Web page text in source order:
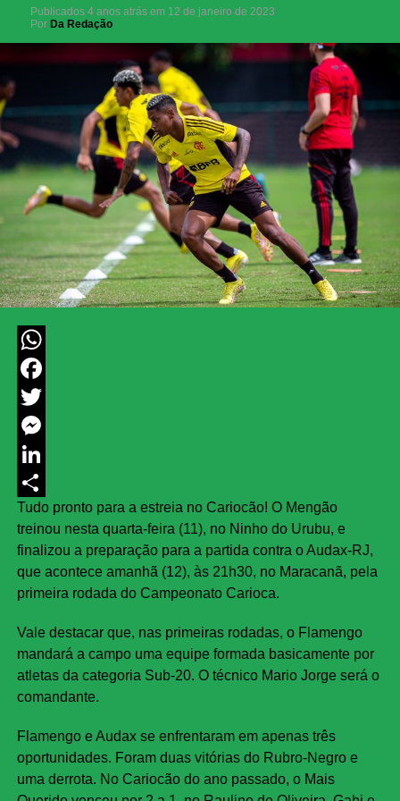
Publicados 4 anos atrás em 12 de janeiro de 2023
Por Da Redação
WhatsApp
Facebook
Twitter
Messenger
LinkedIn
Share
Tudo pronto para a estreia no Cariocão! O Mengão
treinou nesta quarta-feira (11), no Ninho do Urubu, e
finalizou a preparação para a partida contra o Audax-RJ,
que acontece amanhã (12), às 21h30, no Maracanã, pela
primeira rodada do Campeonato Carioca.
Vale destacar que, nas primeiras rodadas, o Flamengo
mandará a campo uma equipe formada basicamente por
atletas da categoria Sub-20. O técnico Mario Jorge será o
comandante.
Flamengo e Audax se enfrentaram em apenas três
oportunidades. Foram duas vitórias do Rubro-Negro e
uma derrota. No Cariocão do ano passado, o Mais